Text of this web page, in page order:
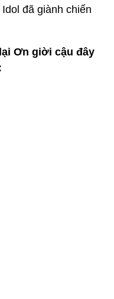
đã giành chiến
Ơn giời cậu đây